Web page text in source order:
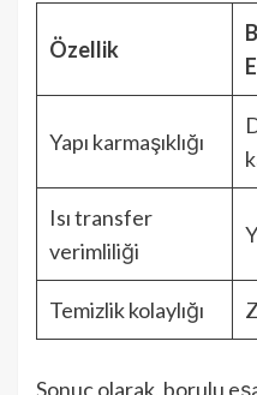
Özellik
Yapı karmaşıklığı
Isı transfer
verimliliği
Temizlik kolaylığı
Sonuç olarak, borulu